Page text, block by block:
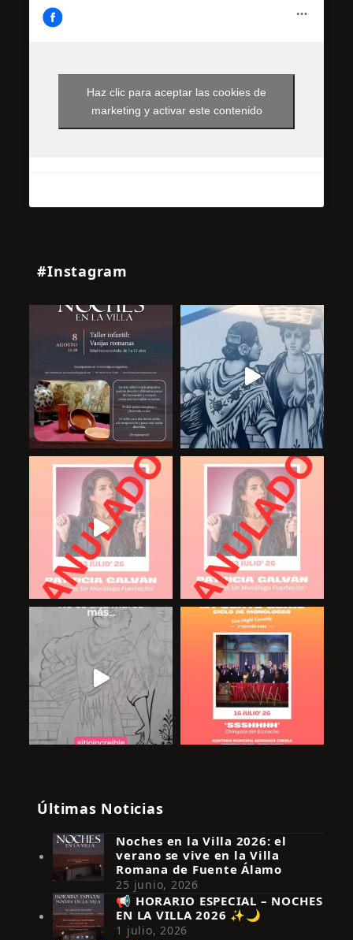
Haz clic para aceptar las cookies de
marketing y activar este contenido
#Instagram
Síguenos en Instagram
Últimas Noticias
Noches en la Villa 2026: el
verano se vive en la Villa
Romana de Fuente Álamo
25 junio, 2026
📢 HORARIO ESPECIAL – NOCHES
EN LA VILLA 2026 ✨🌙
1 julio, 2026